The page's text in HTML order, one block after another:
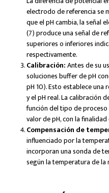
electrodo de referencia se
que el pH cambia, la señal
(7) produce una señal de
superiores o inferiores
respectivamente.
Calibración:Antes de su
soluciones buffer de pH
pH 10). Esto establece una
y el pH real. La calibración
función del tipo de
valor de pH, con la
Compensación de
influenciado por la
incorporan una sonda de
según la temperatura de la